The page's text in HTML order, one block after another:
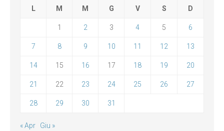
L M M G V S D
1 2 3 4 5 6
7 8 9 10 11 12 13
14 15 16 17 18 19 20
21 22 23 24 25 26 27
28 29 30 31
« Apr Giu »